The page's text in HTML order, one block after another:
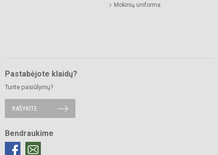
Mokinių uniforma
Pastabėjote klaidų?
Turite pasiūlymų?
RAŠYKITE
Bendraukime